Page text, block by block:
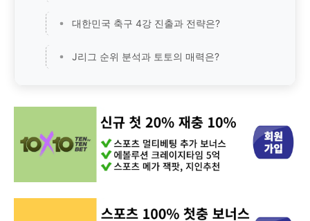
대한민국 축구 4강 진출과 전략은?
J리그 순위 분석과 토토의 매력은?